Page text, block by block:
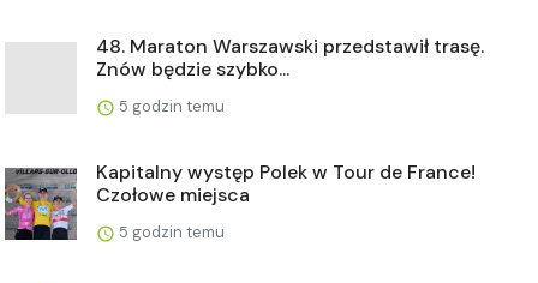
48. Maraton Warszawski przedstawił trasę.
Znów będzie szybko...
5 godzin temu
Kapitalny występ Polek w Tour de France!
Czołowe miejsca
5 godzin temu